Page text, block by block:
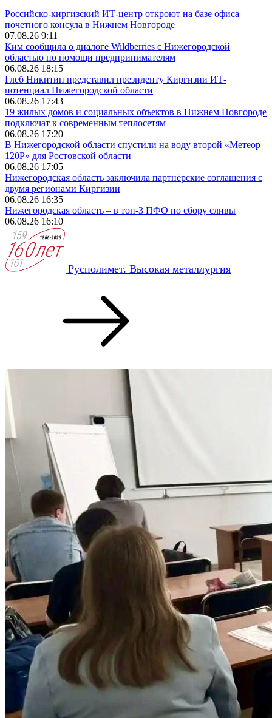
Российско-киргизский ИТ-центр откроют на базе офиса
почетного консула в Нижнем Новгороде
07.08.26 9:11
Ким сообщила о диалоге Wildberries с Нижегородской
областью по помощи предпринимателям
06.08.26 18:15
Глеб Никитин представил президенту Киргизии ИТ-
потенциал Нижегородской области
06.08.26 17:43
19 жилых домов и социальных объектов в Нижнем Новгороде
подключат к современным теплосетям
06.08.26 17:20
В Нижегородской области спустили на воду второй «Метеор
120Р» для Ростовской области
06.08.26 17:05
Нижегородская область заключила партнёрские соглашения с
двумя регионами Киргизии
06.08.26 16:35
Нижегородская область – в топ-3 ПФО по сбору сливы
06.08.26 16:10
Русполимет. Высокая металлургия